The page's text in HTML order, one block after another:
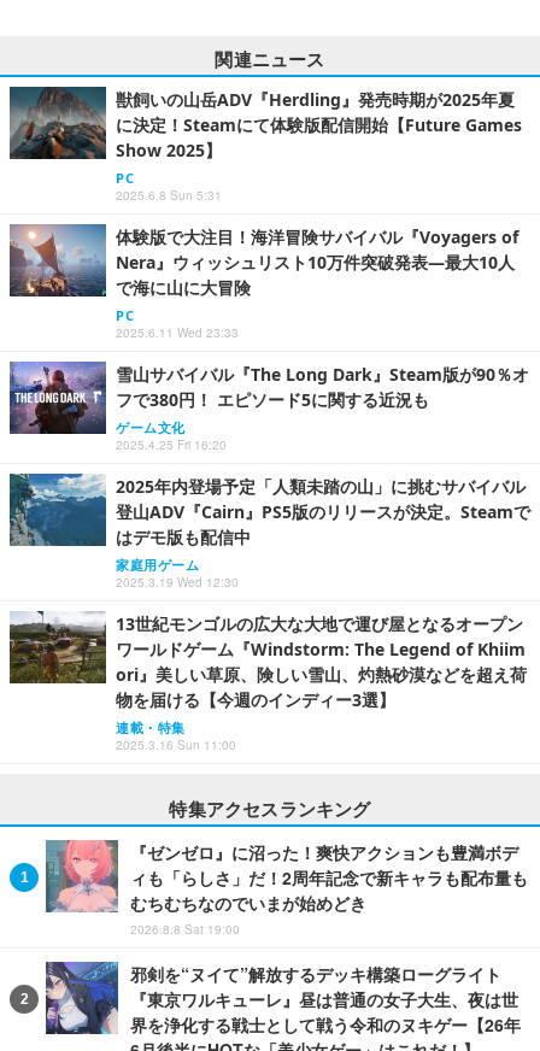
関連ニュース
獣飼いの山岳ADV『Herdling』発売時期が2025年夏
に決定！Steamにて体験版配信開始【Future Games
Show 2025】
PC
2025.6.8 Sun 5:31
体験版で大注目！海洋冒険サバイバル『Voyagers of
Nera』ウィッシュリスト10万件突破発表―最大10人
で海に山に大冒険
PC
2025.6.11 Wed 23:33
雪山サバイバル『The Long Dark』Steam版が90％オ
フで380円！ エピソード5に関する近況も
ゲーム文化
2025.4.25 Fri 16:20
2025年内登場予定「人類未踏の山」に挑むサバイバル
登山ADV『Cairn』PS5版のリリースが決定。Steamで
はデモ版も配信中
家庭用ゲーム
2025.3.19 Wed 12:30
13世紀モンゴルの広大な大地で運び屋となるオープン
ワールドゲーム『Windstorm: The Legend of Khiim
ori』美しい草原、険しい雪山、灼熱砂漠などを超え荷
物を届ける【今週のインディー3選】
連載・特集
2025.3.16 Sun 11:00
特集アクセスランキング
『ゼンゼロ』に沼った！爽快アクションも豊満ボデ
ィも「らしさ」だ！2周年記念で新キャラも配布量も
むちむちなのでいまが始めどき
2026.8.8 Sat 19:00
邪剣を“ヌイて”解放するデッキ構築ローグライト
『東京ワルキューレ』昼は普通の女子大生、夜は世
界を浄化する戦士として戦う令和のヌキゲー【26年